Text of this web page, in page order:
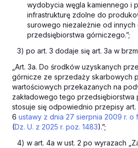
wydobycia węgla kamiennego i
infrastrukturę zdolne do
surowego niezależnie od innych
przedsiębiorstwa górniczego.”;
3) po art. 3 dodaje się art. 3a w
„Art. 3a. Do środków uzyskanych
górnicze ze sprzedaży skarbowych
wartościowych przekazanych na
zakładowego tego przedsiębiorstwa
stosuje się odpowiednio przepisy art.
6 ustawy z dnia 27 sierpnia 2009 r. o
(Dz. U. z 2025 r. poz. 1483).”;
4) w art. 4a w ust. 2 po wyrazach